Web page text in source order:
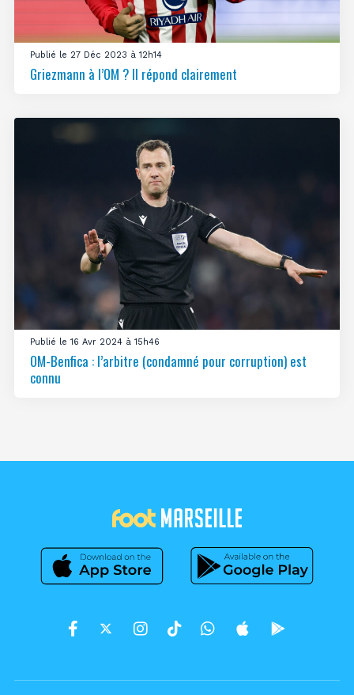
Publié le 27 Déc 2023 à 12h14
Griezmann à l’OM ? Il répond clairement
Publié le 16 Avr 2024 à 15h46
OM-Benfica : l’arbitre (condamné pour corruption) est
connu